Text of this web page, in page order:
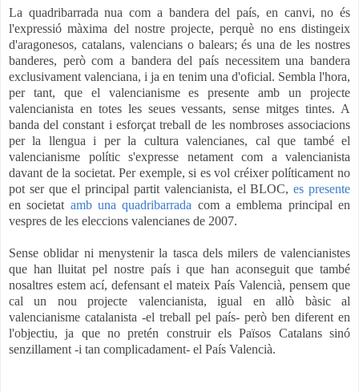
La quadribarrada nua com a bandera del país, en canvi, no és
l'expressió màxima del nostre projecte, perquè no ens distingeix
d'aragonesos, catalans, valencians o balears; és una de les nostres
banderes, però com a bandera del país necessitem una bandera
exclusivament valenciana, i ja en tenim una d'oficial. Sembla l'hora,
per tant, que el valencianisme es presente amb un projecte
valencianista en totes les seues vessants, sense mitges tintes. A
banda del constant i esforçat treball de les nombroses associacions
per la llengua i per la cultura valencianes, cal que també el
valencianisme polític s'expresse netament com a valencianista
davant de la societat. Per exemple, si es vol créixer políticament no
pot ser que el principal partit valencianista, el BLOC,es presente
en societat amb una quadribarrada com a emblema principal en
vespres de les eleccions valencianes de 2007.
Sense oblidar ni menystenir la tasca dels milers de valencianistes
que han lluitat pel nostre país i que han aconseguit que també
nosaltres estem ací, defensant el mateix País Valencià, pensem que
cal un nou projecte valencianista, igual en allò bàsic al
valencianisme catalanista -el treball pel país- però ben diferent en
l'objectiu, ja que no pretén construir els Països Catalans sinó
senzillament -i tan complicadament- el País Valencià.